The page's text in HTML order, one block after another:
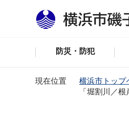
防災・防犯
現在位置 横浜市トップ
「堀割川／